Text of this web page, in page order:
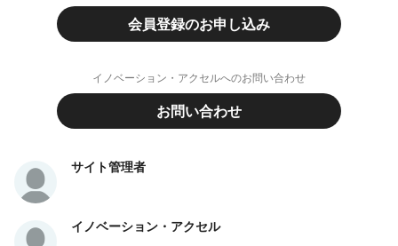
会員登録のお申し込み
イノベーション・アクセルへのお問い合わせ
お問い合わせ
サイト管理者
イノベーション・アクセル